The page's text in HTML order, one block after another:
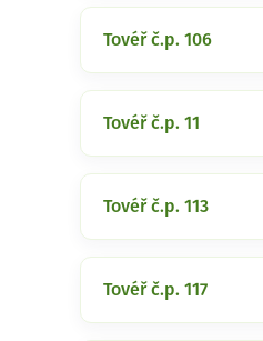
Tovéř č.p. 106
Tovéř č.p. 11
Tovéř č.p. 113
Tovéř č.p. 117